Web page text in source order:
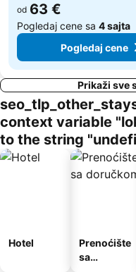
od 63 €
Pogledaj cene sa 4 sajta
Pogledaj cene
Prikaži sve
context variable
to the string
Hotel
Prenoćište
sa